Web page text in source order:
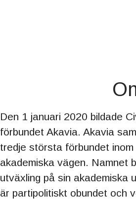
Den 1 januari 2020 bildade
förbundet Akavia. Akavia
tredje största förbundet
akademiska vägen. Namnet
utväxling på sin akademiska
är partipolitiskt obundet och